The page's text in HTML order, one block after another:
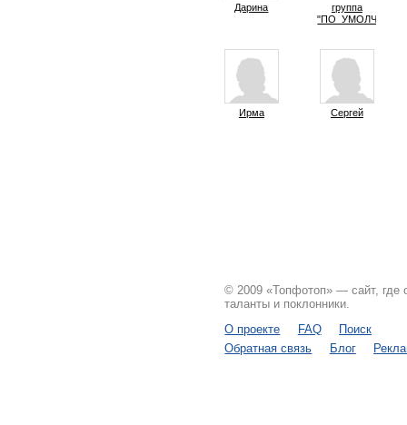
Дарина
группа
Ирма Сергей
© 2009 «Топфотоп» — сайт, где
таланты и поклонники.
О проекте
FAQ
Поиск
Обратная связь
Блог